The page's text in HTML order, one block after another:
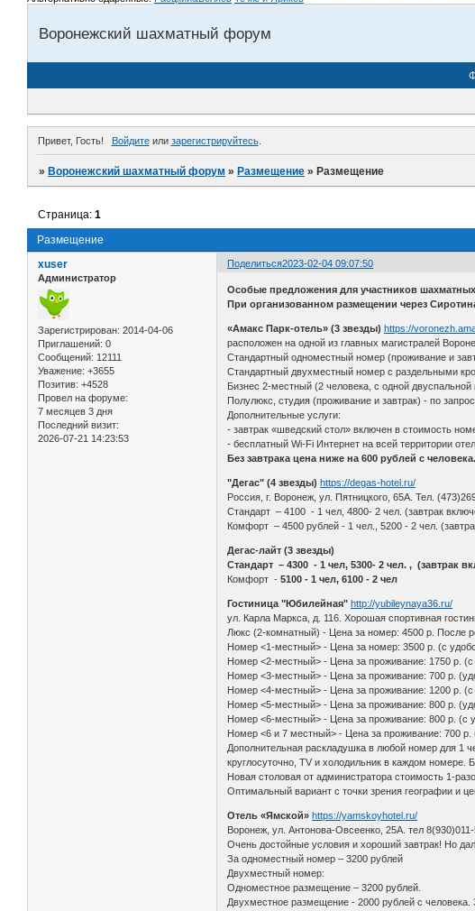
Воронежский шахматный форум
Привет, Гость! Войдитеили зарегистрируйтесь.
»Воронежский шахматный форум »Размещение »Размещение
Размещение
Страница:1
Поделиться2023-02-04 09:07:50
xuser
Администратор
Зарегистрирован: 2014-04-06
Приглашений: 0
Сообщений: 12111
Уважение: +3655
Позитив: +4528
Провел на форуме:
7 месяцев 3 дня
Последний визит:
2026-07-21 14:23:53
Особые предложения для участников
При организованном размещении через
«Амакс Парк-отель» (3 звезды) https://
расположен на одной из главных магистралей
Стандартный одноместный номер (проживание и
Стандартный двухместный номер с раздельными
Бизнес 2-местный (2 человека, с одной
Полулюкс, студия (проживание и завтрак) - по
Дополнительные услуги:
- завтрак «шведский стол» включен в стоимость
- бесплатный Wi-Fi Интернет на всей территории
Без завтрака цена ниже на 600 рублей с человека.
"Дегас" (4 звезды) https://degas-hotel.ru/
Россия, г. Воронеж, ул. Пятницкого, 65А. Тел.
Стандарт – 4100 - 1 чел, 4800- 2 чел. (завтрак
Комфорт – 4500 рублей - 1 чел., 5200 - 2 чел.
Дегас-лайт (3 звезды)
Стандарт – 4300 - 1 чел, 5300- 2 чел. , (завтрак
Комфорт - 5100 - 1 чел, 6100 - 2 чел
Гостиница "Юбилейная" http://yubileynaya36.ru/
ул. Карла Маркса, д. 116. Хорошая спортивная
Люкс (2-комнатный) - Цена за номер: 4500 р. После
Номер <1-местный> - Цена за номер: 3500 р. (с
Номер <2-местный> - Цена за проживание: 1750 р.
Номер <3-местный> - Цена за проживание: 700 р.
Номер <4-местный> - Цена за проживание: 1200 р.
Номер <5-местный> - Цена за проживание: 800 р.
Номер <6-местный> - Цена за проживание: 800 р. (с
Номер <6 и 7 местный> - Цена за проживание: 700
Дополнительная раскладушка в любой номер для 1
круглосуточно, ТV и холодильник в каждом
Новая столовая от администратора стоимость 1-
Оптимальный вариант с точки зрения географии и
Отель «Ямской» https://yamskoyhotel.ru/
Воронеж, ул. Антонова-Овсеенко, 25А. тел 8(930)011-
Очень достойные условия и хороший завтрак! Но
За одноместный номер – 3200 рублей
Двухместный номер:
Одноместное размещение – 3200 рублей.
Двухместное размещение - 2000 рублей с человека.